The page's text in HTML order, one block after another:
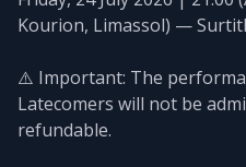
Kourion, Limassol) —
⚠️ Important: The
Latecomers will not be
refundable.